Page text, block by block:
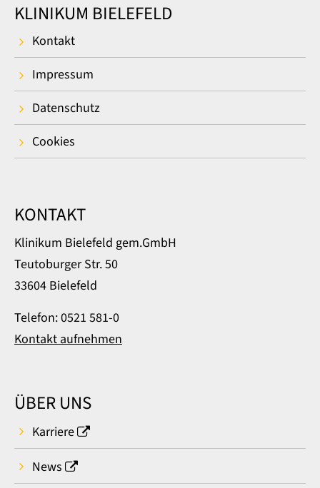
KLINIKUM BIELEFELD
Kontakt
Impressum
Datenschutz
Cookies
KONTAKT
Klinikum Bielefeld gem.GmbH
Teutoburger Str. 50
33604 Bielefeld
Telefon: 0521 581-0
Kontakt aufnehmen
ÜBER UNS
Karriere
News